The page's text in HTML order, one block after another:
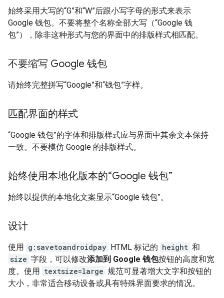
始终采用大写的“G”和“W”后跟小写字母的形式来表示
Google 钱包。不要将整个名称全部大写（“Google 钱
包”），除非这种形式与您的界面中的排版样式相匹配。
不要缩写 Google 钱包
请始终完整拼写“Google”和“钱包”字样。
匹配界面的样式
“Google 钱包”的字体和排版样式应与界面中其余文本保持
一致。不要模仿 Google 的排版样式。
始终使用本地化版本的“Google 钱包”
始终以提供的本地化文案显示“Google 钱包”。
设计
使用 g:savetoandroidpay HTML 标记的 height 和
size 字段，可以修改添加到 Google 钱包按钮的高度和宽
度。使用
textsize=large 规范可显著增大文字和按钮的
大小，非常适合移动设备或具有特殊界面要求的情况。